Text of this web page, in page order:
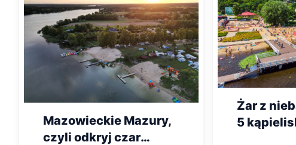
Mazowieckie Mazury,
czyli odkryj czar
Żar z
5